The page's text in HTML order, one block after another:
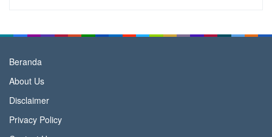
Beranda
About Us
Disclaimer
Privacy Policy